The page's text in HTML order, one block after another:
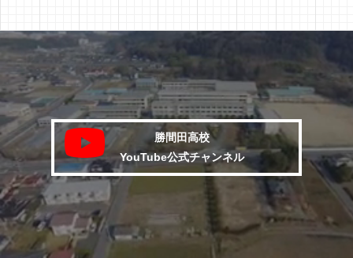
勝間田高校
YouTube公式チャンネル